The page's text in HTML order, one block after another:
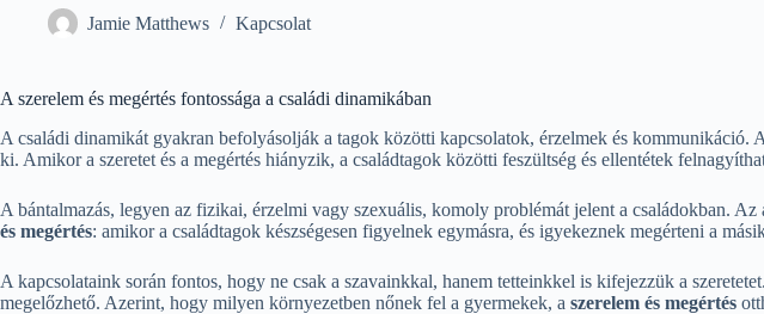
Jamie Matthews Kapcsolat
A szerelem és megértés fontossága a családi dinamikában
A családi dinamikát gyakran befolyásolják a tagok közötti kapcsolatok, érzelmek és kommunikáció. A
ki. Amikor a szeretet és a megértés hiányzik, a családtagok közötti feszültség és ellentétek
A bántalmazás, legyen az fizikai, érzelmi vagy szexuális, komoly problémát jelent a családokban.
és megértés: amikor a családtagok készségesen figyelnek egymásra, és igyekeznek megérteni a
A kapcsolataink során fontos, hogy ne csak a szavainkkal, hanem tetteinkkel is kifejezzük a
megelőzhető. Azerint, hogy milyen környezetben nőnek fel a gyermekek, a szerelem és megértés